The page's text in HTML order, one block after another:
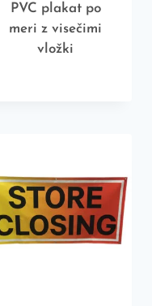
PVC plakat po
meri z visečimi
vložki